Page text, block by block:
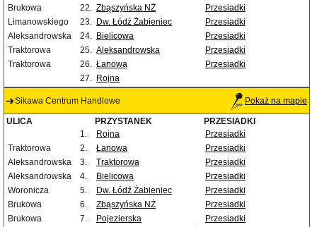
Brukowa
22. Zbąszyńska NŻ
Przesiadki
Limanowskiego
23. Dw. Łódź Żabieniec
Przesiadki
Aleksandrowska
24. Bielicowa
Przesiadki
Traktorowa
25. Aleksandrowska
Przesiadki
Traktorowa
26. Łanowa
Przesiadki
27. Rojna
Sikawa Centrum Handlowe Pokaż na mapie
ULICA PRZYSTANEK
PRZESIADKI
1.
Rojna
Przesiadki
Traktorowa
2. Łanowa
Przesiadki
Aleksandrowska
3. Traktorowa
Przesiadki
Aleksandrowska
4. Bielicowa
Przesiadki
Woronicza
5. Dw. Łódź Żabieniec
Przesiadki
Brukowa
6. Zbąszyńska NŻ
Przesiadki
Brukowa
7. Pojezierska
Przesiadki